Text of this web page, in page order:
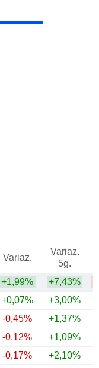
Variaz.
Variaz.
5g.
+1,99% +7,43%
+0,07% +3,00%
-0,45% +1,37%
-0,12% +1,09%
-0,17% +2,10%